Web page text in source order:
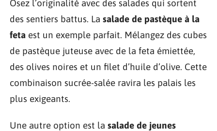
Osez l’originalité avec des salades qui sortent
des sentiers battus. La salade de pastèque à la
feta est un exemple parfait. Mélangez des cubes
de pastèque juteuse avec de la feta émiettée,
des olives noires et un filet d’huile d’olive. Cette
combinaison sucrée-salée ravira les palais les
plus exigeants.
Une autre option est la salade de jeunes